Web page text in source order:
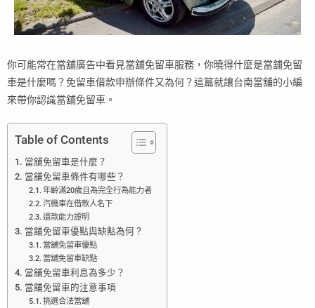
你可能常在當舖廣告中看見當舖免留車服務，你曉得什麼是當舖免留
車是什麼嗎？免留車借款申辦條件又為何？這篇就讓台南當舖的小編
來帶你認識當舖免留車。
Table of Contents
當舖免留車是什麼？
當舖免留車條件有哪些？
年齡滿20歲且為完全行為能力者
汽機車在借款人名下
還款能力證明
當舖免留車優點與缺點為何？
當舖免留車優點
當舖免留車缺點
當舖免留車利息為多少？
當舖免留車的注意事項
挑選合法當舖